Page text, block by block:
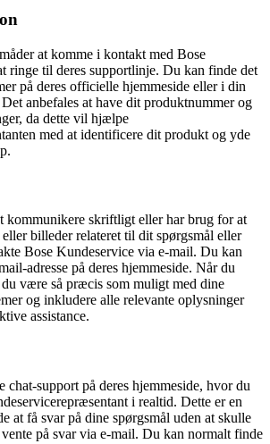
at komme i kontakt med Bose
ringe til deres supportlinje. Du kan finde det
på deres officielle hjemmeside eller i din
anbefales at have dit produktnummer og
da dette vil hjælpe
med at identificere dit produkt og yde
skriftligt eller har brug for at
billeder relateret til dit spørgsmål eller
Bose Kundeservice via e-mail. Du kan
adresse på deres hjemmeside. Når du
være så præcis som muligt med dine
og inkludere alle relevante oplysninger
assistance.
chat-support på deres hjemmeside, hvor du
i realtid. Dette er en
at få svar på dine spørgsmål uden at skulle
på svar via e-mail. Du kan normalt finde